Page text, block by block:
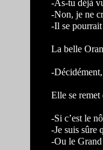
-As-tu déjà
-Non, je ne
-Il se
La belle
-
Elle se remet
-Si c’est le
-Je suis sûre
-Ou le Grand